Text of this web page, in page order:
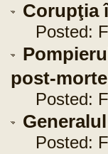
Corupţia
Posted:
post-
Posted:
Posted: